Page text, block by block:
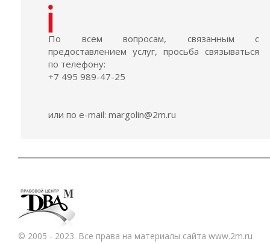
По всем вопросам, связанным с
предоставлением услуг, просьба связываться
по телефону:
+7 495 989-47-25
или по e-mail: margolin@2m.ru
© 2005 - 2023. Все права на материалы сайта www.2m.ru